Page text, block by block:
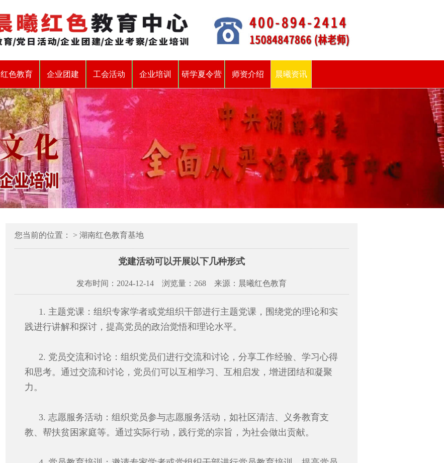
红色教育 企业团建 工会活动 企业培训 研学夏令营 师资介绍 晨曦资讯
您当前的位置： > 湖南红色教育基地
党建活动可以开展以下几种形式
发布时间：2024-12-14 浏览量： 268 来源：晨曦红色教育
1. 主题党课：组织专家学者或党组织干部进行主题党课，围绕党的理论和实
践进行讲解和探讨，提高党员的政治觉悟和理论水平。
2. 党员交流和讨论：组织党员们进行交流和讨论，分享工作经验、学习心得
和思考。通过交流和讨论，党员们可以互相学习、互相启发，增进团结和凝聚
力。
3. 志愿服务活动：组织党员参与志愿服务活动，如社区清洁、义务教育支
教、帮扶贫困家庭等。通过实际行动，践行党的宗旨，为社会做出贡献。